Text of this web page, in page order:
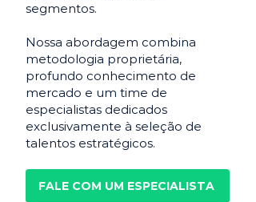
segmentos.
Nossa abordagem combina
metodologia proprietária,
profundo conhecimento de
mercado e um time de
especialistas dedicados
exclusivamente à seleção de
talentos estratégicos.
FALE COM UM ESPECIALISTA